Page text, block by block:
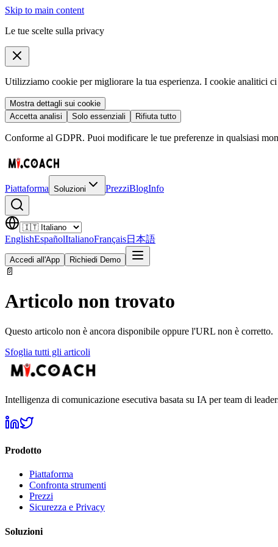
Skip to main content
Le tue scelte sulla privacy
Utilizziamo cookie per migliorare la tua esperienza. I cookie analitici
Mostra dettagli sui cookie
Accetta analisi
Solo essenziali Rifiuta tutto
Conforme al GDPR. Puoi modificare le tue preferenze in qualsiasi
Piattaforma Soluzioni PrezziBlogInfo
EnglishEspañolItalianoFrançais日本語
Accedi all'App Richiedi Demo
📄
Articolo non trovato
Questo articolo non è ancora disponibile oppure l'URL non è corretto.
Sfoglia tutti gli articoli
Intelligenza di comunicazione esecutiva basata su IA per team di
Prodotto
Piattaforma
Confronta strumenti
Prezzi
Sicurezza e Privacy
Soluzioni